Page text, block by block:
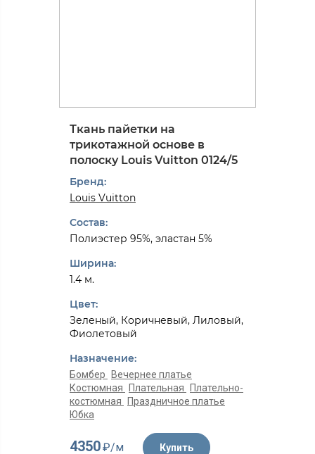
Ткань пайетки на
трикотажной основе в
полоску Louis Vuitton 0124/5
Бренд:
Louis Vuitton
Состав:
Полиэстер 95%, эластан 5%
Ширина:
1.4 м.
Цвет:
Зеленый, Коричневый, Лиловый,
Фиолетовый
Назначение:
Бомбер
Вечернее платье
Костюмная
Плательная
Плательно-
костюмная
Праздничное платье
Юбка
4350₽/м Купить